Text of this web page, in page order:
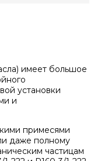
имеет большое
установки
и
примесями
даже полному
частицам